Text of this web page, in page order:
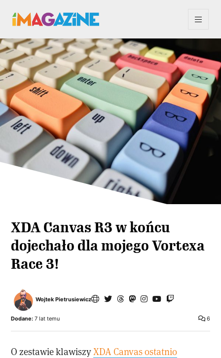
XDA Canvas R3 w końcu
dojechało dla mojego Vortexa
Race 3!
Wojtek Pietrusiewicz
6
Dodane: 7 lat temu
O zestawie klawiszyXDA Canvas ostatnio